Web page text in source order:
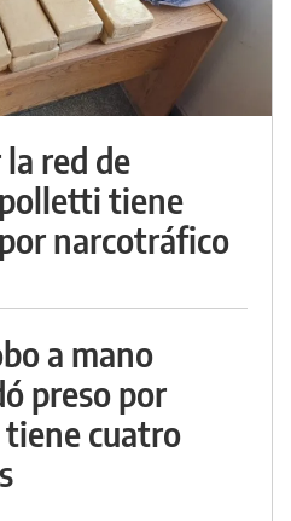
red de
tiene
narcotráfico
a mano
preso por
cuatro